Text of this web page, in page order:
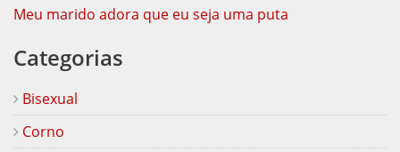
Meu marido adora que eu seja uma puta
Categorias
Bisexual
Corno